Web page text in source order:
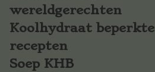
wereldgerechten
Koolhydraat beperkte
recepten
Soep KHB